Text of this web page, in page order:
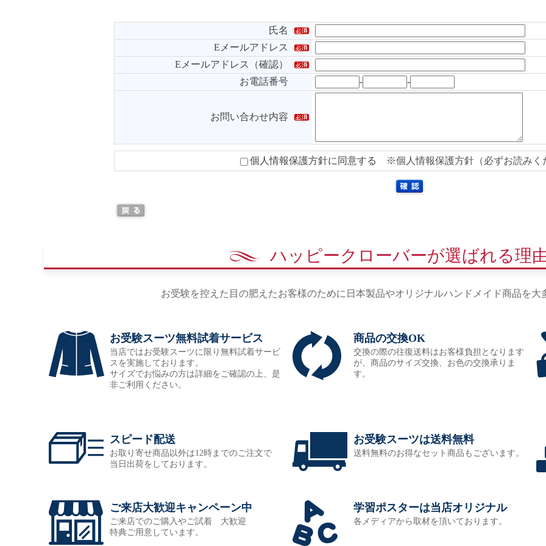
氏名
Eメールアドレス
Eメールアドレス（確認）
お電話番号
- -
お問い合わせ内容
個人情報保護方針に同意する ※個人情報保護方針（必ずお読みく
ハッピークローバーが選ばれる理
お受験を控えた目の肥えたお客様のために日本製品やオリジナルハンドメイド商品を大
お受験スーツ無料試着サービス
当店ではお受験スーツに限り無料試着サービ
スを実施しております。
サイズでお悩みの方は詳細をご確認の上、是
非ご利用ください。
商品の交換OK
交換の際の往復送料はお客様負担となります
が、商品のサイズ交換、お色の交換承りま
す。
スピード配送
お取り寄せ商品以外は12時までのご注文で
当日出荷をしております。
お受験スーツは送料無料
送料無料のお得なセット商品もございます。
ご来店大歓迎キャンペーン中
ご来店でのご購入やご試着 大歓迎
特典ご用意しています。
学習ポスターは当店オリジナル
各メディアから取材を頂いております。